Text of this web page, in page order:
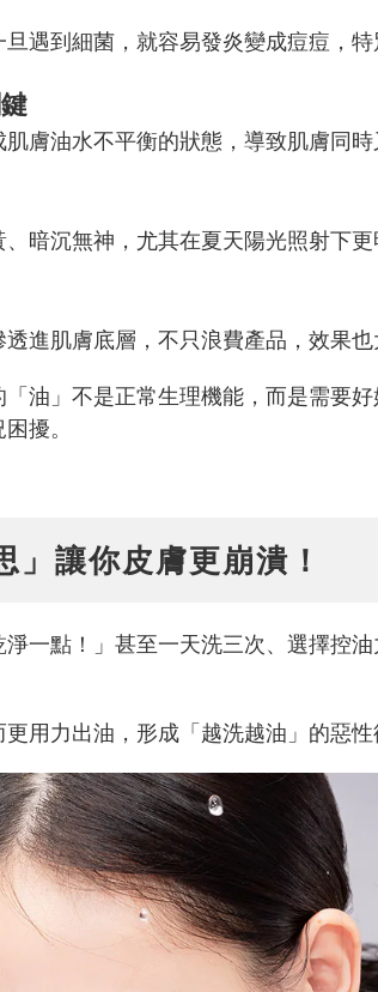
遇到細菌，就容易發炎變成痘痘，特
膚油水不平衡的狀態，導致肌膚同時
暗沉無神，尤其在夏天陽光照射下更
進肌膚底層，不只浪費產品，效果也
油」不是正常生理機能，而是需要
擾。
讓你皮膚更崩潰！
一點！」甚至一天洗三次、選擇控
用力出油，形成「越洗越油」的惡性